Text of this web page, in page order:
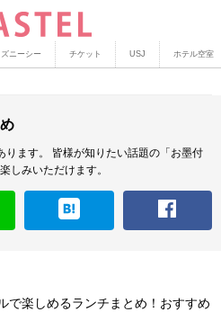
ニーシー チケット USJ ホテル空室
ます。
皆様が知りたい話題の「お墨付
しみいただけます。
で楽しめるランチまとめ！おすすめ